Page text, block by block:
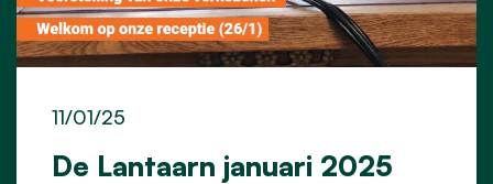
De Lantaarn januari 2025
11/01/25